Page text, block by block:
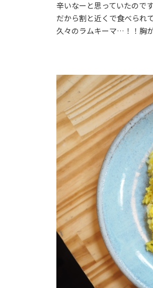
辛いなーと思っていたのです
だから割と近くで食べられ
久々のラムキーマ…！！胸